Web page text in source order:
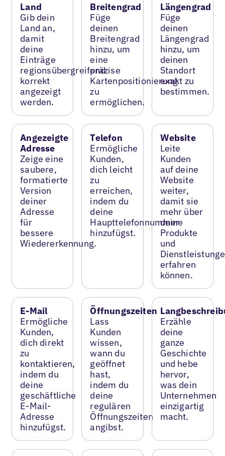
Land
Gib dein
Land an,
damit
deine
Einträge
regionsübergreifend
korrekt
angezeigt
werden.
Breitengrad
Füge
deinen
Breitengrad
hinzu, um
eine
präzise
Kartenpositionierung
zu
ermöglichen.
Längengrad
Füge
deinen
Längengrad
hinzu, um
deinen
Standort
exakt zu
bestimmen.
Angezeigte
Adresse
Zeige eine
saubere,
formatierte
Version
deiner
Adresse
für
bessere
Wiedererkennung.
Telefon
Ermögliche
Kunden,
dich leicht
zu
erreichen,
indem du
deine
Haupttelefonnummer
hinzufügst.
Website
Leite
Kunden
auf deine
Website
weiter,
damit sie
mehr über
deine
Produkte
und
erfahren
können.
E-Mail
Ermögliche
Kunden,
dich direkt
zu
kontaktieren,
indem du
deine
geschäftliche
E-Mail-
Adresse
hinzufügst.
Öffnungszeiten
Lass
Kunden
wissen,
wann du
geöffnet
hast,
indem du
deine
regulären
Öffnungszeiten
angibst.
Erzähle
deine
ganze
Geschichte
und hebe
hervor,
was dein
Unternehmen
einzigartig
macht.